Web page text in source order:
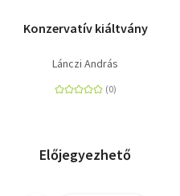
Konzervatív kiáltvány
Lánczi András
Előjegyezhető